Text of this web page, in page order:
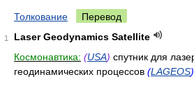
Толкование Перевод
1
Laser Geodynamics Satellite
Космонавтика: (USA) спутник для
геодинамических процессов (LAGEOS)